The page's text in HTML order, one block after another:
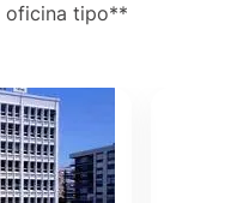
oficina tipo**